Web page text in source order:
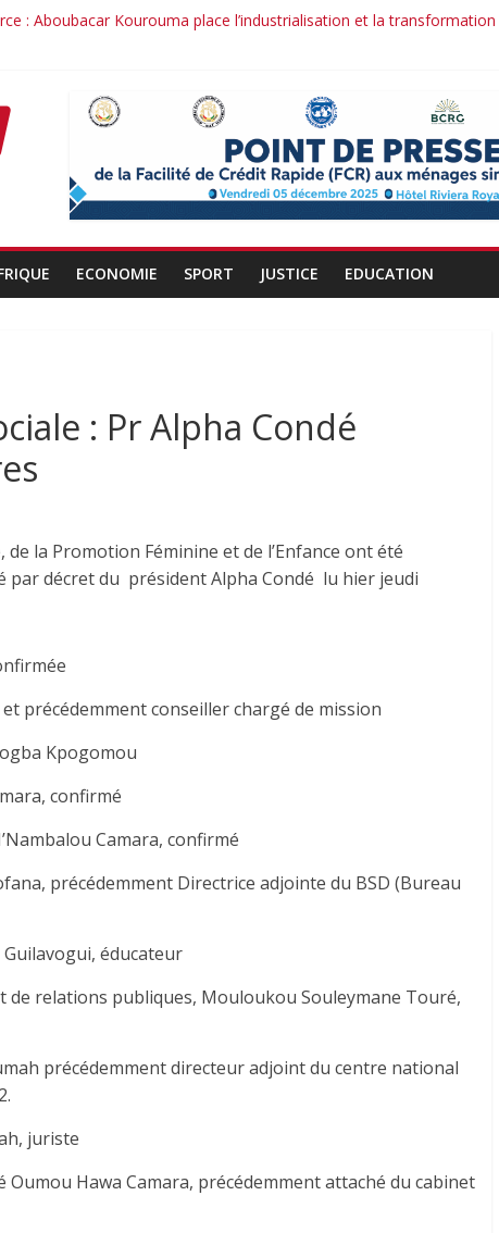
: Aboubacar Kourouma place l’industrialisation et la
: la confiance renouvelée envers un homme de résultats
d’un officier au service du Président et de son pays.
ECONOMIE SPORT JUSTICE EDUCATION
: Pr Alpha Condé
la Promotion Féminine et de l’Enfance ont été
décret du président Alpha Condé lu hier jeudi
précédemment conseiller chargé de mission
Kpogomou
confirmé
Camara, confirmé
précédemment Directrice adjointe du BSD (Bureau
éducateur
relations publiques, Mouloukou Souleymane Touré,
précédemment directeur adjoint du centre national
juriste
Hawa Camara, précédemment attaché du cabinet